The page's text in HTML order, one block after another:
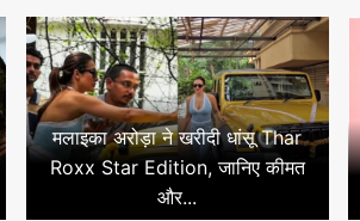
मलाइका अरोड़ा ने खरीदी धांसू Thar
Roxx Star Edition, जानिए कीमत
और...